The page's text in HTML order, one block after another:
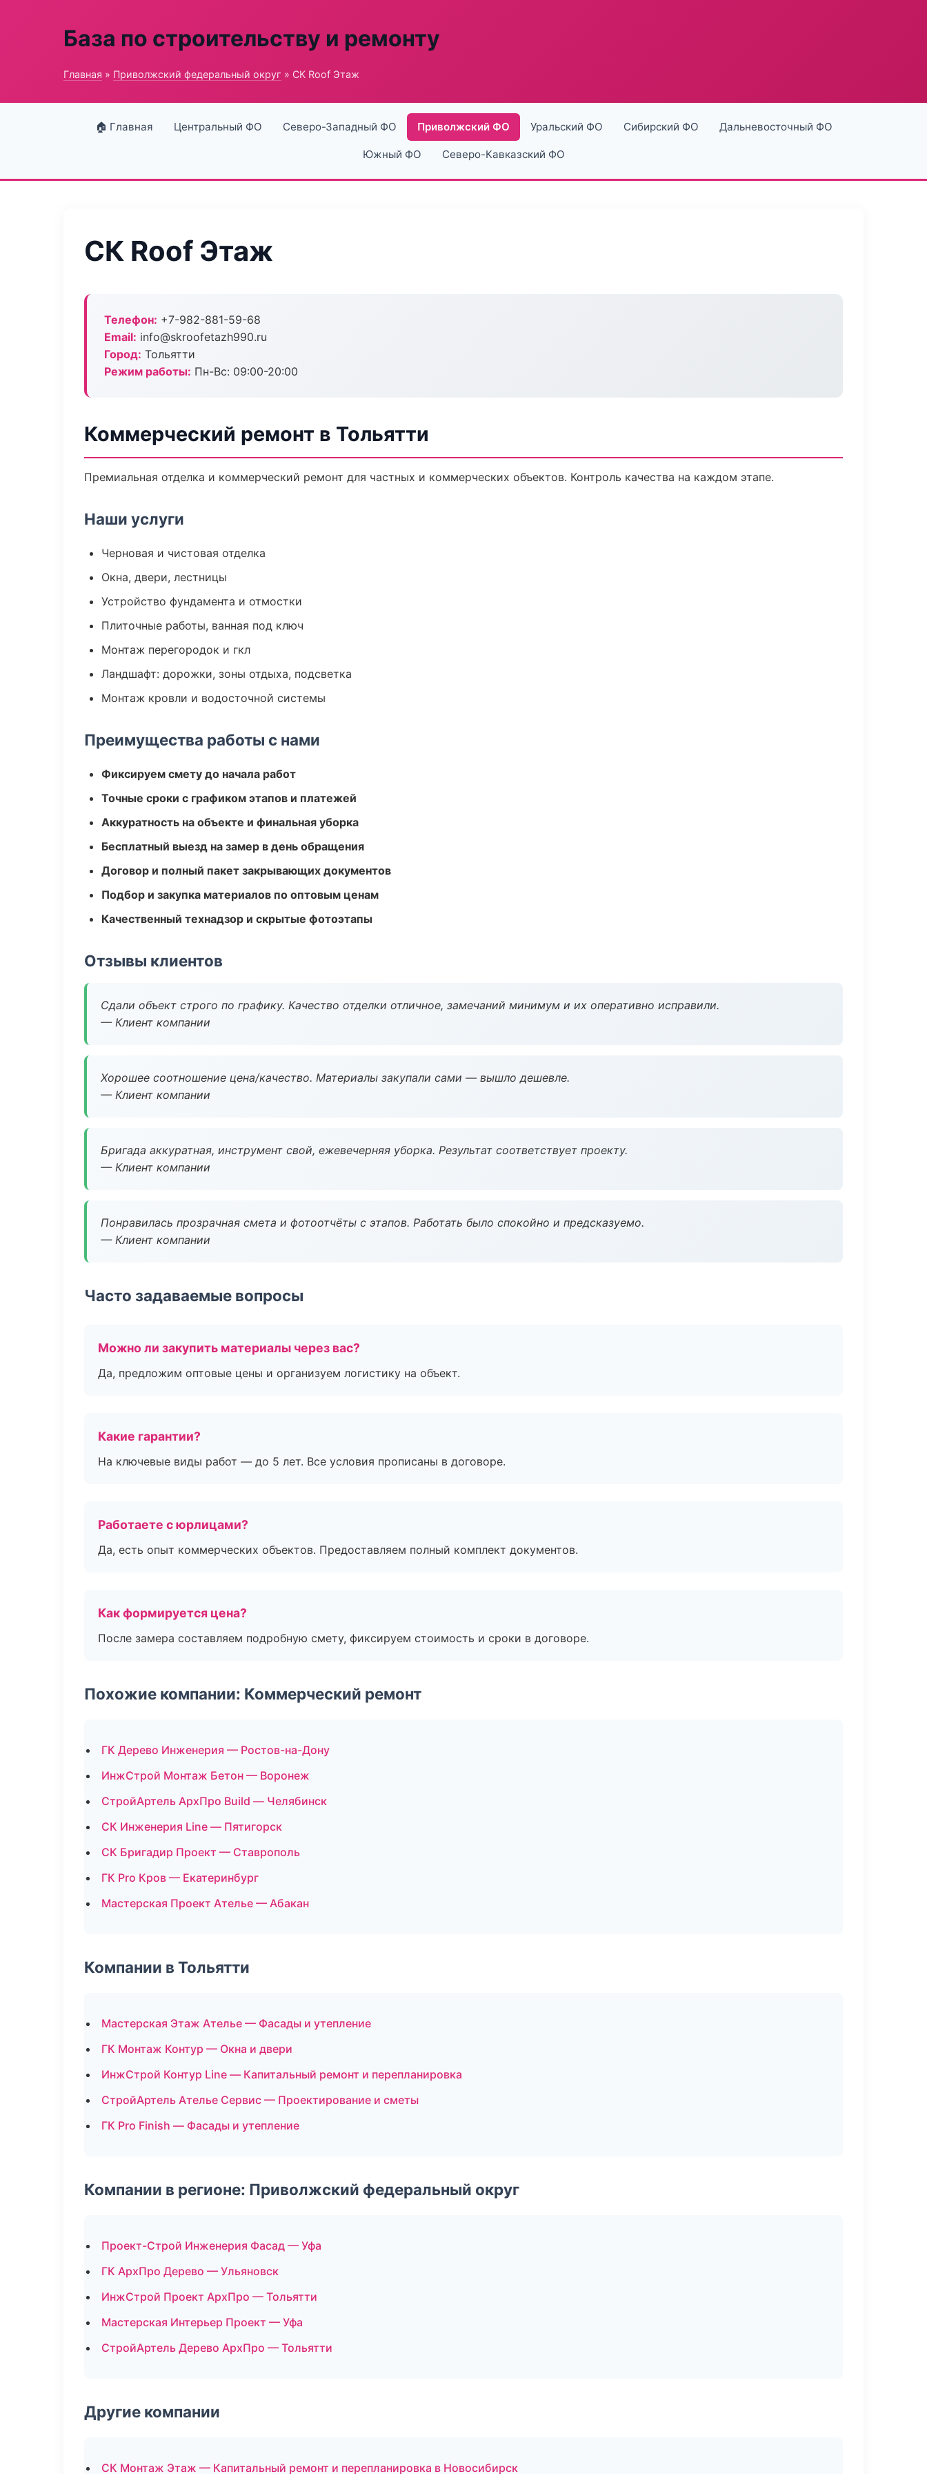
База по строительству и ремонту
Главная » Приволжский федеральный округ » СК Roof Этаж
🏠 Главная Центральный ФО Северо-Западный ФО Приволжский ФО Уральский ФО Сибирский ФО Дальневосточный ФО
Южный ФО Северо-Кавказский ФО
СК Roof Этаж
Телефон: +7-982-881-59-68
Email: info@skroofetazh990.ru
Город: Тольятти
Режим работы: Пн-Вс: 09:00-20:00
Коммерческий ремонт в Тольятти
Премиальная отделка и коммерческий ремонт для частных и коммерческих объектов. Контроль качества на каждом этапе.
Наши услуги
Черновая и чистовая отделка
Окна, двери, лестницы
Устройство фундамента и отмостки
Плиточные работы, ванная под ключ
Монтаж перегородок и гкл
Ландшафт: дорожки, зоны отдыха, подсветка
Монтаж кровли и водосточной системы
Преимущества работы с нами
Фиксируем смету до начала работ
Точные сроки с графиком этапов и платежей
Аккуратность на объекте и финальная уборка
Бесплатный выезд на замер в день обращения
Договор и полный пакет закрывающих документов
Подбор и закупка материалов по оптовым ценам
Качественный технадзор и скрытые фотоэтапы
Отзывы клиентов
Сдали объект строго по графику. Качество отделки отличное, замечаний минимум и их оперативно исправили.
— Клиент компании
Хорошее соотношение цена/качество. Материалы закупали сами — вышло дешевле.
— Клиент компании
Бригада аккуратная, инструмент свой, ежевечерняя уборка. Результат соответствует проекту.
— Клиент компании
Понравилась прозрачная смета и фотоотчёты с этапов. Работать было спокойно и предсказуемо.
— Клиент компании
Часто задаваемые вопросы
Можно ли закупить материалы через вас?
Да, предложим оптовые цены и организуем логистику на объект.
Какие гарантии?
На ключевые виды работ — до 5 лет. Все условия прописаны в договоре.
Работаете с юрлицами?
Да, есть опыт коммерческих объектов. Предоставляем полный комплект документов.
Как формируется цена?
После замера составляем подробную смету, фиксируем стоимость и сроки в договоре.
Похожие компании: Коммерческий ремонт
ГК Дерево Инженерия — Ростов-на-Дону
ИнжСтрой Монтаж Бетон — Воронеж
СтройАртель АрхПро Build — Челябинск
СК Инженерия Line — Пятигорск
СК Бригадир Проект — Ставрополь
ГК Pro Кров — Екатеринбург
Мастерская Проект Ателье — Абакан
Компании в Тольятти
Мастерская Этаж Ателье — Фасады и утепление
ГК Монтаж Контур — Окна и двери
ИнжСтрой Контур Line — Капитальный ремонт и перепланировка
СтройАртель Ателье Сервис — Проектирование и сметы
ГК Pro Finish — Фасады и утепление
Компании в регионе: Приволжский федеральный округ
Проект-Строй Инженерия Фасад — Уфа
ГК АрхПро Дерево — Ульяновск
ИнжСтрой Проект АрхПро — Тольятти
Мастерская Интерьер Проект — Уфа
СтройАртель Дерево АрхПро — Тольятти
Другие компании
СК Монтаж Этаж — Капитальный ремонт и перепланировка в Новосибирск